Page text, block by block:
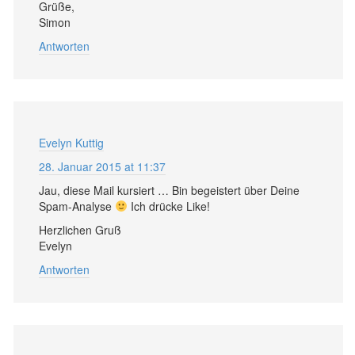
Grüße,
Simon
Antworten
Evelyn Kuttig
28. Januar 2015 at 11:37
Jau, diese Mail kursiert … Bin begeistert über Deine
Spam-Analyse
Ich drücke Like!
Herzlichen Gruß
Evelyn
Antworten